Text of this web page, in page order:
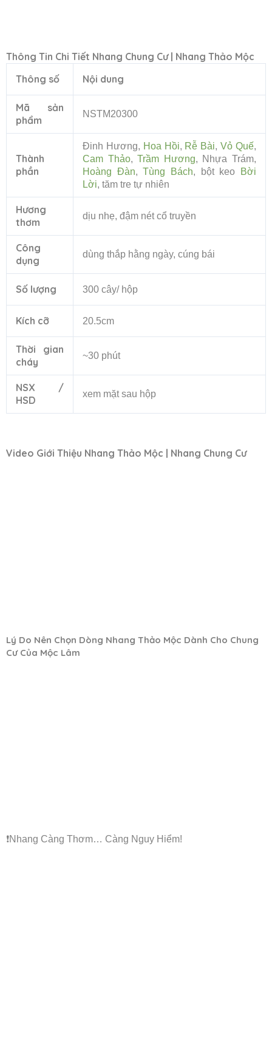
Thông Tin Chi Tiết Nhang Chung Cư | Nhang Thảo Mộc
Thông số
Nội dung
Mã sản
phẩm
NSTM20300
Thành
phần
Đinh Hương, Hoa Hồi, Rễ Bài,Vỏ Quế,
Cam Thảo,Trầm Hương, Nhựa Trám,
Hoàng Đàn,Tùng Bách, bột keo
Bời
Lời, tăm tre tự nhiên
Hương
thơm
dịu nhẹ, đậm nét cổ truyền
Công
dụng
dùng thắp hằng ngày, cúng bái
Số lượng 300 cây/ hộp
Kích cỡ 20.5cm
Thời gian
cháy
~30 phút
NSX /
HSD
xem mặt sau hộp
Video Giới Thiệu Nhang Thảo Mộc | Nhang Chung Cư
Lý Do Nên Chọn Dòng Nhang Thảo Mộc Dành Cho Chung
Cư Của Mộc Lâm
❗Nhang Càng Thơm… Càng Nguy Hiểm!